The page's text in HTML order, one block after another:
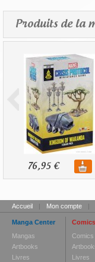
Produits de la
76,95 €
Accueil | Mon compte |
Manga Center
Mangas
Artbooks
Livres
Comics
Livres